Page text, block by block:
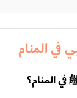
في المنام
المنام؟